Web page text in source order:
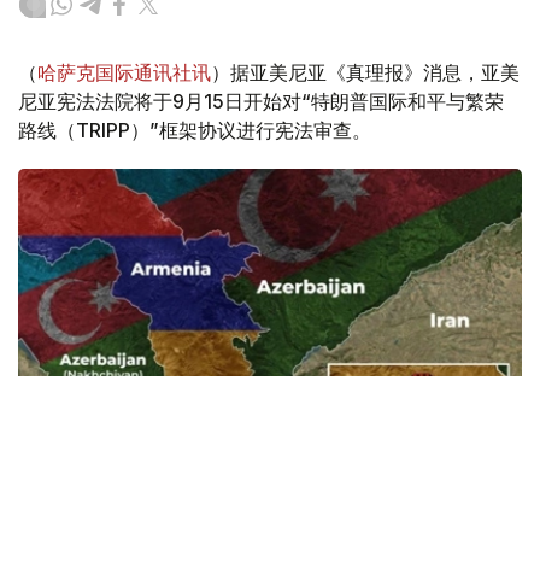
（哈萨克国际通讯社讯）据亚美尼亚《真理报》消息，亚美
尼亚宪法法院将于9月15日开始对“特朗普国际和平与繁荣
路线（TRIPP）”框架协议进行宪法审查。